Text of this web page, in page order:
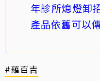
年診所熄燈卸
產品依舊可以
#羅百吉